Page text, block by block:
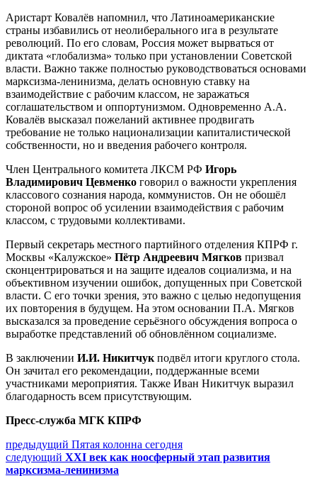
Аристарт Ковалёв напомнил, что Латиноамериканские
страны избавились от неолиберального ига в результате
революций. По его словам, Россия может вырваться от
диктата «глобализма» только при установлении Советской
власти. Важно также полностью руководствоваться основами
марксизма-ленинизма, делать основную ставку на
взаимодействие с рабочим классом, не заражаться
соглашательством и оппортунизмом. Одновременно А.А.
Ковалёв высказал пожеланий активнее продвигать
требование не только национализации капиталистической
собственности, но и введения рабочего контроля.
Член Центрального комитета ЛКСМ РФ Игорь
Владимирович Цевменко говорил о важности укрепления
классового сознания народа, коммунистов. Он не обошёл
стороной вопрос об усилении взаимодействия с рабочим
классом, с трудовыми коллективами.
Первый секретарь местного партийного отделения КПРФ г.
Москвы «Калужское» Пётр Андреевич Мягков призвал
сконцентрироваться и на защите идеалов социализма, и на
объективном изучении ошибок, допущенных при Советской
власти. С его точки зрения, это важно с целью недопущения
их повторения в будущем. На этом основании П.А. Мягков
высказался за проведение серьёзного обсуждения вопроса о
выработке представлений об обновлённом социализме.
В заключении И.И. Никитчук подвёл итоги круглого стола.
Он зачитал его рекомендации, поддержанные всеми
участниками мероприятия. Также Иван Никитчук выразил
благодарность всем присутствующим.
Пресс-служба МГК КПРФ
Навигация
по
предыдущий Предыдущий
пост:
Пятая колонна сегодня
следующий Следующее
сообщение:
XXI век как ноосферный этап развития
марксизма-ленинизма